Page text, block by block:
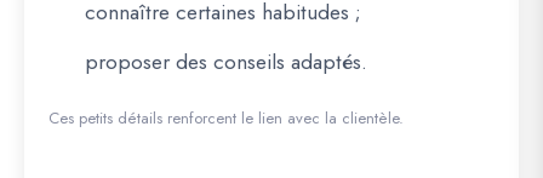
connaître certaines habitudes ;
proposer des conseils adaptés.
Ces petits détails renforcent le lien avec la clientèle.